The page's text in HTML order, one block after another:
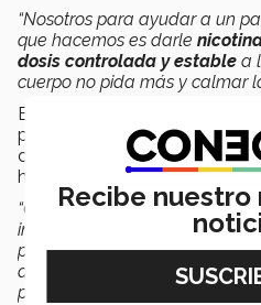
“Nosotros para ayudar a un
que hacemos es darle
dosis controlada y estable a
cuerpo no pida más y calmar
El
personas a dejar de fumar,
de aceptar y normalizar el
hacerlo.
“Gran parte de la razón de
intentaron dejar de fumar y no
porque sienten que no es
dejarlo. No estás solo y
participar en un
Recibe